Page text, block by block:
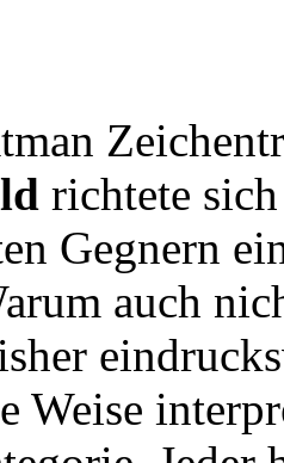
richtete
Gegnern
auch
Weise